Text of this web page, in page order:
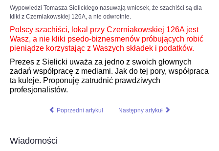
Z KALENDARZA
Wypowiedzi Tomasza Sielickiego nasuwają wniosek, że szachiści są dla
kliki z Czerniakowskiej 126A, a nie odwrotnie.
Polscy szachiści, lokal przy Czerniakowskiej 126A jest
Wasz, a nie kliki psedo-biznesmenów próbujących robić
pieniądze korzystając z Waszych składek i podatków.
Prezes z Sielicki uważa za jedno z swoich głownych
zadań współpracę z mediami. Jak do tej pory, współpraca
ta kuleje. Proponuję zatrudnić prawdziwych
profesjonalistów.
Poprzedni artykuł Następny artykuł
Wiadomości